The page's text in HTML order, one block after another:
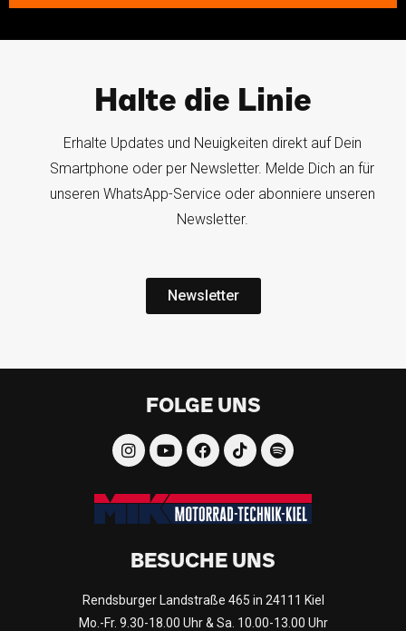
Halte die Linie
Erhalte Updates und Neuigkeiten direkt auf Dein
Smartphone oder per Newsletter. Melde Dich an für
unseren WhatsApp-Service oder abonniere unseren
Newsletter.
Newsletter
FOLGE UNS
BESUCHE UNS
Rendsburger Landstraße 465 in 24111 Kiel
Mo.-Fr. 9.30-18.00 Uhr & Sa. 10.00-13.00 Uhr